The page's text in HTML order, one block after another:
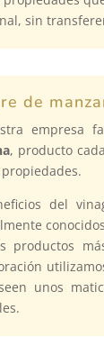
sin
de
empresa
, producto
del
productos
unos